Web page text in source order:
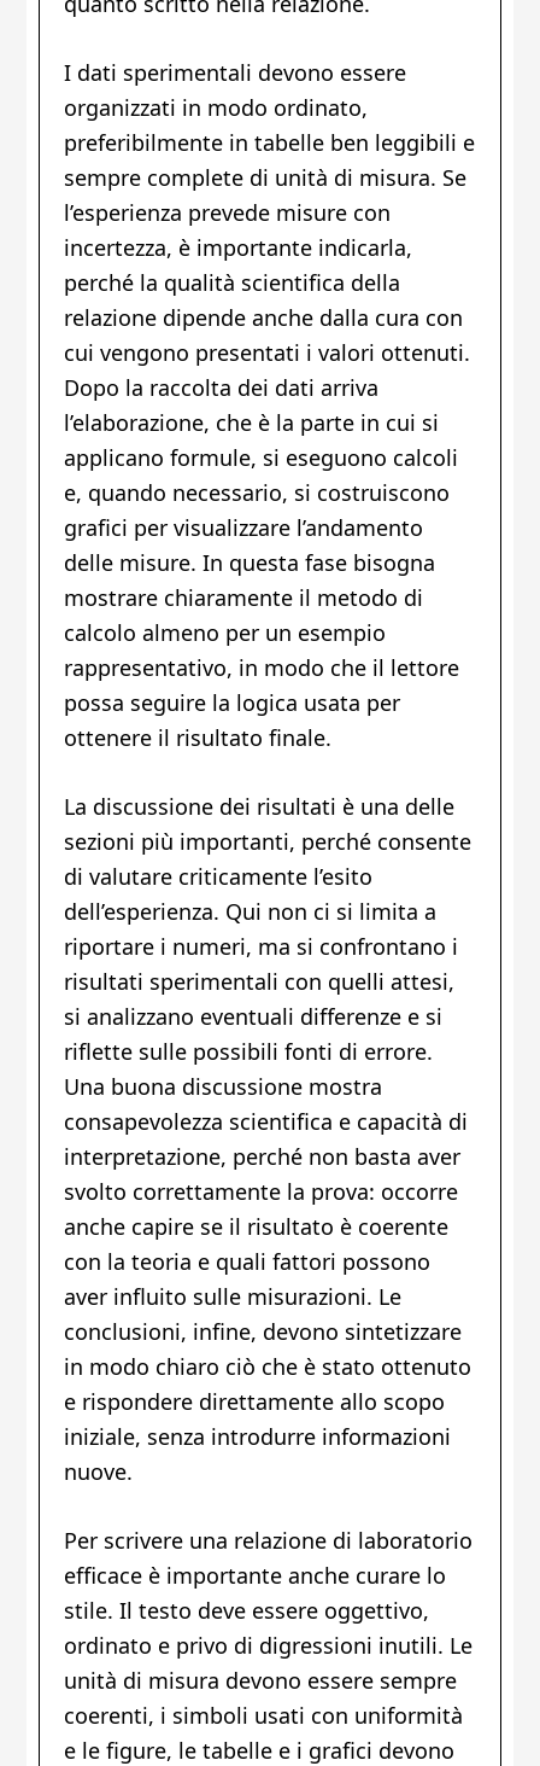
I dati sperimentali devono essere
organizzati in modo ordinato,
preferibilmente in tabelle ben leggibili e
sempre complete di unità di misura. Se
l’esperienza prevede misure con
incertezza, è importante indicarla,
perché la qualità scientifica della
relazione dipende anche dalla cura con
cui vengono presentati i valori ottenuti.
Dopo la raccolta dei dati arriva
l’elaborazione, che è la parte in cui si
applicano formule, si eseguono calcoli
e, quando necessario, si costruiscono
grafici per visualizzare l’andamento
delle misure. In questa fase bisogna
mostrare chiaramente il metodo di
calcolo almeno per un esempio
rappresentativo, in modo che il lettore
possa seguire la logica usata per
ottenere il risultato finale.
La discussione dei risultati è una delle
sezioni più importanti, perché consente
di valutare criticamente l’esito
dell’esperienza. Qui non ci si limita a
riportare i numeri, ma si confrontano i
risultati sperimentali con quelli attesi,
si analizzano eventuali differenze e si
riflette sulle possibili fonti di errore.
Una buona discussione mostra
consapevolezza scientifica e capacità di
interpretazione, perché non basta aver
svolto correttamente la prova: occorre
anche capire se il risultato è coerente
con la teoria e quali fattori possono
aver influito sulle misurazioni. Le
conclusioni, infine, devono sintetizzare
in modo chiaro ciò che è stato ottenuto
e rispondere direttamente allo scopo
iniziale, senza introdurre informazioni
nuove.
Per scrivere una relazione di laboratorio
efficace è importante anche curare lo
stile. Il testo deve essere oggettivo,
ordinato e privo di digressioni inutili. Le
unità di misura devono essere sempre
coerenti, i simboli usati con uniformità
e le figure, le tabelle e i grafici devono